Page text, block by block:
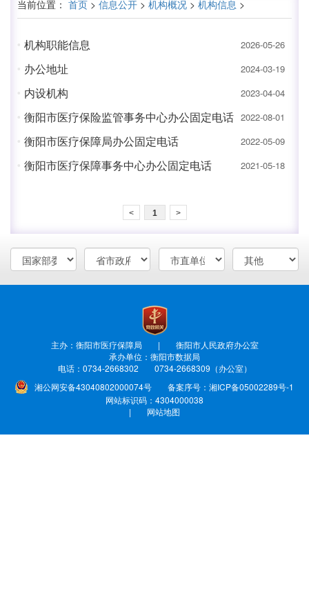
当前位置： 首页 > 信息公开 > 机构概况 > 机构信息 >
机构职能信息 2026-05-26
办公地址 2024-03-19
内设机构 2023-04-04
衡阳市医疗保险监管事务中心办公固定电话 2022-08-01
衡阳市医疗保障局办公固定电话 2022-05-09
衡阳市医疗保障事务中心办公固定电话 2021-05-18
< 1 >
主办：衡阳市医疗保障局 | 衡阳市人民政府办公室
承办单位：衡阳市数据局
电话：0734-2668302 0734-2668309（办公室）
湘公网安备43040802000074号
备案序号：湘ICP备05002289号-1
网站标识码：4304000038
| 网站地图